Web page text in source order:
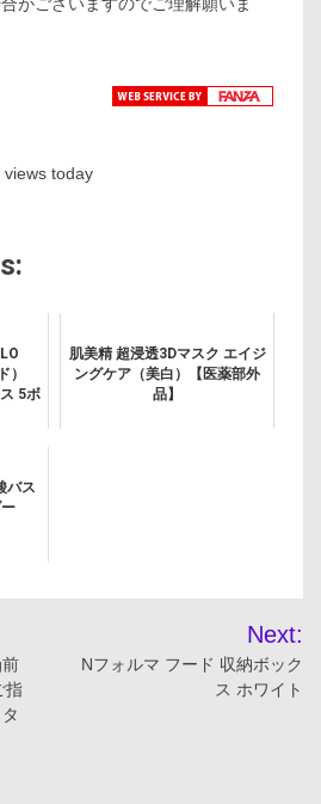
views today
）
5ボ
肌美精 超浸透3Dマスク エイジ
ングケア（美白）【医薬部外
品】
バス
指
Next:
Nフォルマ フード 収納ボック
ス ホワイト